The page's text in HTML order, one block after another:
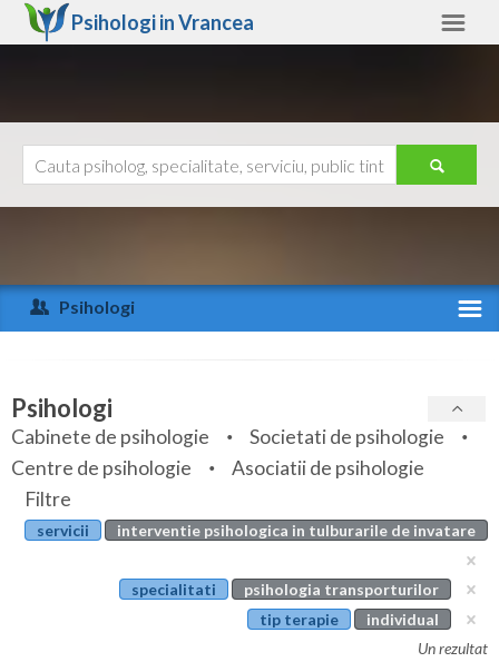
Psihologi inVrancea
Arad
Arges
Bihor
Bistrita-Nasaud
Botosani
Ajutor
Psihologi
Specialitati
Servicii
Articole
Evenimente
Cabinet
Psihologi
Cabinete de psihologie
Societati de psihologie
Centre de psihologie
Asociatii de psihologie
Filtre
servicii interventie psihologica in tulburarile de invatare
specialitati
psihologia transporturilor
tip terapie
individual
Un rezultat